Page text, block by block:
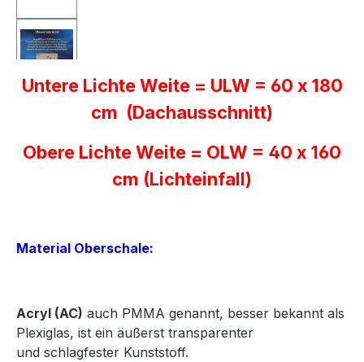
Untere Lichte Weite = ULW = 60 x 180
cm (Dachausschnitt)
Obere Lichte Weite = OLW = 40 x 160
cm (Lichteinfall)
Material Oberschale:
Acryl (AC) auch PMMA genannt, besser bekannt als
Plexiglas, ist ein äußerst transparenter
und schlagfester Kunststoff.